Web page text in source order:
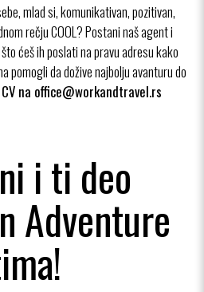
mlad si, komunikativan, pozitivan,
rečju COOL? Postani naš agent i
ćeš ih poslati na pravu adresu kako
pomogli da dožive najbolju avanturu do
na office@workandtravel.rs
i ti deo
Adventure